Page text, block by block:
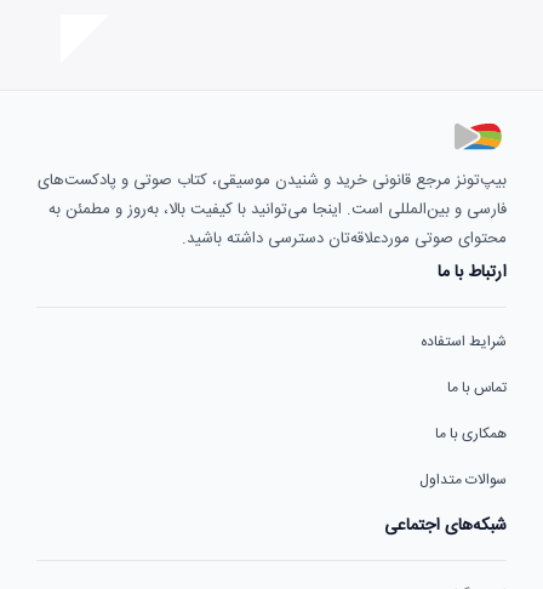
بیپ‌تونز مرجع قانونی خرید و شنیدن موسیقی، کتاب صوتی و پادکست‌های
فارسی و بین‌المللی است. اینجا می‌توانید با کیفیت بالا، به‌روز و مطمئن به
محتوای صوتی موردعلاقه‌تان دسترسی داشته باشید.
ارتباط با ما
شرایط استفاده
تماس با ما
همکاری با ما
سوالات متداول
شبکه‌های اجتماعی